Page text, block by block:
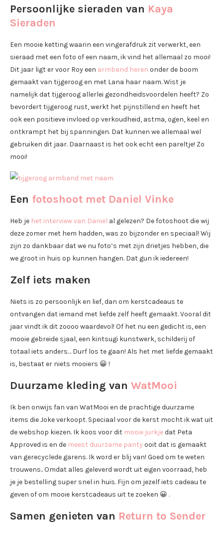
Persoonlijke sieraden van Kaya
Sieraden
Een mooie ketting waarin een vingerafdruk zit verwerkt, een
sieraad met een foto of een naam, ik vind het allemaal zo mooi!
Dit jaar ligt er voor Roy een armband heren onder de boom
gemaakt van tijgeroog en met Lana haar naam. Wist je
namelijk dat tijgeroog allerlei gezondheidsvoordelen heeft? Zo
bevordert tijgeroog rust, werkt het pijnstillend en heeft het
ook een positieve invloed op verkoudheid, astma, ogen, keel en
ontkrampt het bij spanningen. Dat kunnen we allemaal wel
gebruiken dit jaar. Daarnaast is het ook echt een pareltje! Zo
mooi!
Een fotoshoot met Daniel Vinke
Heb je het interview van Daniel al gelezen? De fotoshoot die wij
deze zomer met hem hadden, was zo bijzonder en speciaal! Wij
zijn zo dankbaar dat we nu foto’s met zijn drietjes hebben, die
we groot in huis op kunnen hangen. Dat gun ik iedereen!
Zelf iets maken
Niets is zo persoonlijk en lief, dan om kerstcadeaus te
ontvangen dat iemand met liefde zelf heeft gemaakt. Vooral dit
jaar vindt ik dit zoooo waardevol! Of het nu een gedicht is, een
mooie gebreide sjaal, een kintsugi kunstwerk, schilderij of
totaal iets anders… Durf los te gaan! Als het met liefde gemaakt
is, bestaat er niets mooiers 😀 !
Duurzame kleding van WatMooi
Ik ben onwijs fan van WatMooi en de prachtige duurzame
items die Joke verkoopt. Speciaal voor de kerst mocht ik wat uit
de webshop kiezen. Ik koos voor dit mooie jurkjedat Peta
Approved is en de meest duurzame panty ooit dat is gemaakt
van gerecyclede garens. Ik word er blij van! Goed om te weten
trouwens.. Omdat alles geleverd wordt uit eigen voorraad, heb
je je bestelling super snel in huis. Fijn om jezelf iets cadeau te
geven of om mooie kerstcadeaus uit te zoeken 😀 .
Samen genieten van Return to Sender